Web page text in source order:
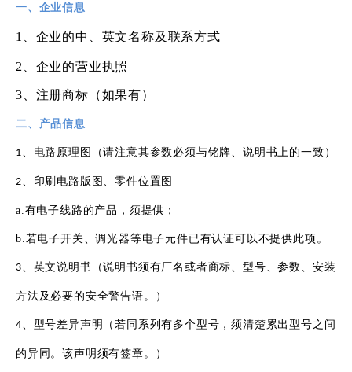
一、企业信息
1、企业的中、英文名称及联系方式
2、企业的营业执照
3、注册商标（如果有）
二、产品信息
1 电路原理图（请注意其参数必须与铭牌 、说明书上的一致）
2 印刷电路版图 、零件位置图
a. 有电子线路的产品，须提供 ；
b. 若电子开关 、调光器等电子元件已有认证可以不提供此项。
3 英文说明书（说明书须有厂名或者商标 、型号 、参数 安装
方法及必要的安全警告语。）
4 型号差异声明（若同系列有多个型号，须清楚累出型号之间
的异同。该声明须有签章。）